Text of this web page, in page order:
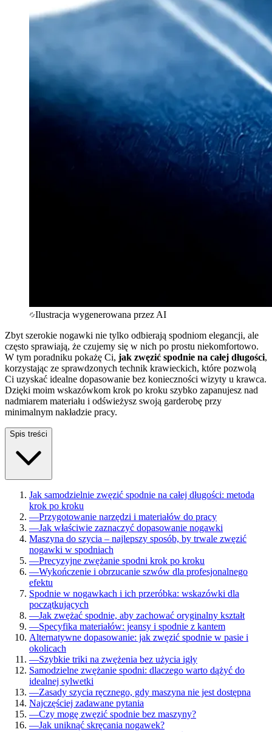
Ilustracja wygenerowana przez AI
Zbyt szerokie nogawki nie tylko odbierają spodniom elegancji, ale
często sprawiają, że czujemy się w nich po prostu niekomfortowo.
W tym poradniku pokażę Ci, jak zwęzić spodnie na całej długości,
korzystając ze sprawdzonych technik krawieckich, które pozwolą
Ci uzyskać idealne dopasowanie bez konieczności wizyty u krawca.
Dzięki moim wskazówkom krok po kroku szybko zapanujesz nad
nadmiarem materiału i odświeżysz swoją garderobę przy
minimalnym nakładzie pracy.
Spis treści
Jak samodzielnie zwęzić spodnie na całej długości: metoda
krok po kroku
—Przygotowanie narzędzi i materiałów do pracy
—Jak właściwie zaznaczyć dopasowanie nogawki
Maszyna do szycia – najlepszy sposób, by trwale zwęzić
nogawki w spodniach
—Precyzyjne zwężanie spodni krok po kroku
—Wykończenie i obrzucanie szwów dla profesjonalnego
efektu
Spodnie w nogawkach i ich przeróbka: wskazówki dla
początkujących
—Jak zwężać spodnie, aby zachować oryginalny kształt
—Specyfika materiałów: jeansy i spodnie z kantem
Alternatywne dopasowanie: jak zwęzić spodnie w pasie i
okolicach
—Szybkie triki na zwężenia bez użycia igły
Samodzielne zwężanie spodni: dlaczego warto dążyć do
idealnej sylwetki
—Zasady szycia ręcznego, gdy maszyna nie jest dostępna
Najczęściej zadawane pytania
—Czy mogę zwęzić spodnie bez maszyny?
—Jak uniknąć skręcania nogawek?